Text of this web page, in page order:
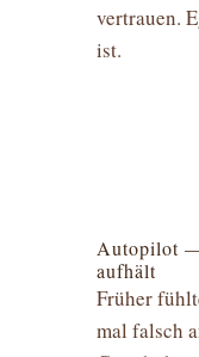
vertrauen.
ist.
Autopilot —
aufhält
Früher
mal falsch